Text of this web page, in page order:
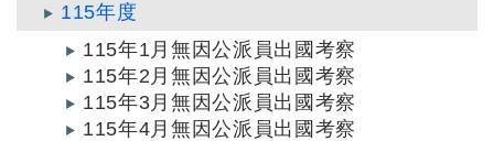
115年度
115年1月無因公派員出國考察
115年2月無因公派員出國考察
115年3月無因公派員出國考察
115年4月無因公派員出國考察